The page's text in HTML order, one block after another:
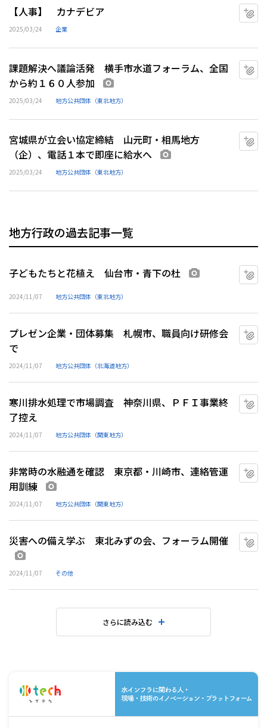
【人事】 カナデビア
2025/03/24 企業
課題解決へ議論活発 横手市水道フォーラム、全国
から約１６０人参加
2025/03/24 地方公共団体（東北地方）
宮城県が立会い協定締結 山元町・相馬地方
（企）、電話１本で即座に給水へ
2025/03/24 地方公共団体（東北地方）
地方行政の過去記事一覧
子どもたちと花植え 仙台市・青下の杜
2024/11/07 地方公共団体（東北地方）
プレゼン企業・団体募集 札幌市、職員向け研修会
で
2024/11/07 地方公共団体（北海道地方）
寒川排水処理で市場調査 神奈川県、ＰＦＩ事業終
了控え
2024/11/07 地方公共団体（関東地方）
非常時の水融通を確認 東京都・川崎市、連絡管運
用訓練
2024/11/07 地方公共団体（関東地方）
災害への備え学ぶ 東北みずの会、フォーラム開催
2024/11/07 その他
さらに読み込む